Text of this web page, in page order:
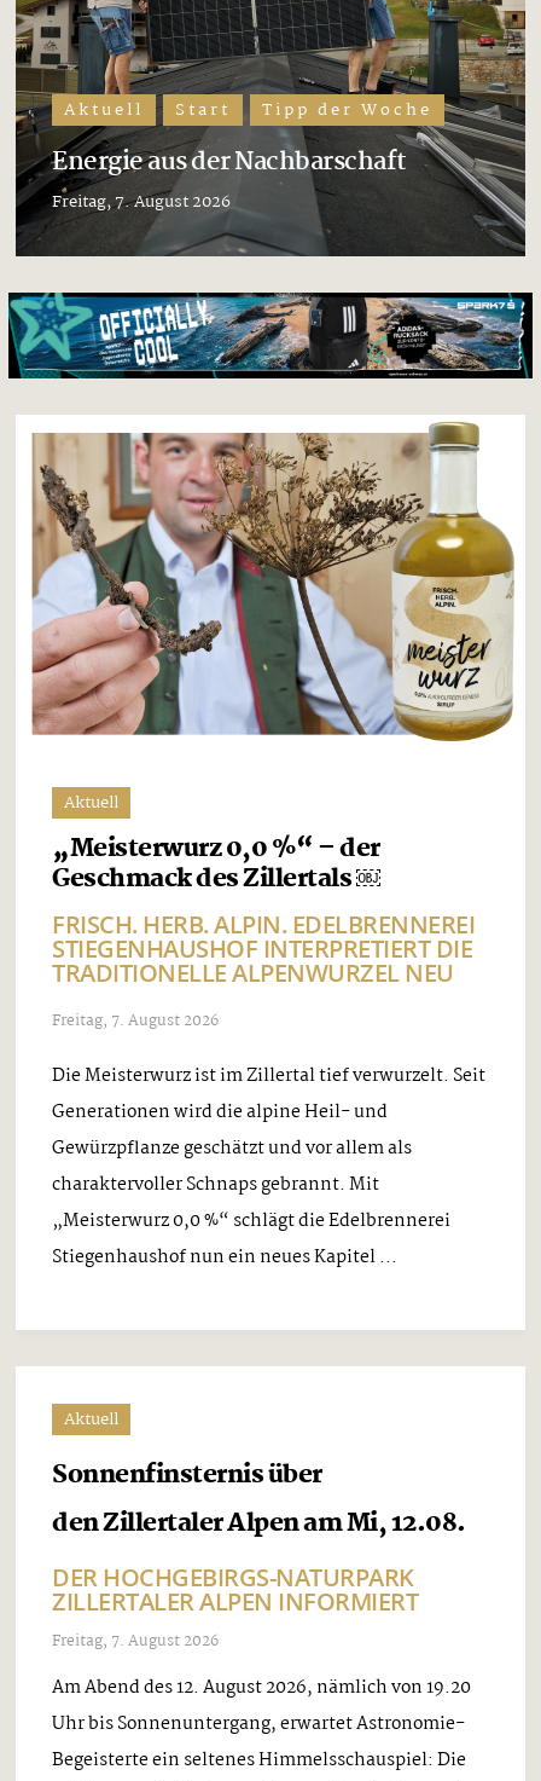
Aktuell Start Tipp der Woche
Energie aus der Nachbarschaft
Freitag, 7. August 2026
Aktuell
„Meisterwurz 0,0 %“ – der
Geschmack des Zillertals ￼
FRISCH. HERB. ALPIN. EDELBRENNEREI
STIEGENHAUSHOF INTERPRETIERT DIE
TRADITIONELLE ALPENWURZEL NEU
Freitag, 7. August 2026
Die Meisterwurz ist im Zillertal tief verwurzelt. Seit
Generationen wird die alpine Heil- und
Gewürzpflanze geschätzt und vor allem als
charaktervoller Schnaps gebrannt. Mit
„Meisterwurz 0,0 %“ schlägt die Edelbrennerei
Stiegenhaushof nun ein neues Kapitel ...
Aktuell
Sonnenfinsternis über
den Zillertaler Alpen am Mi, 12.08.
DER HOCHGEBIRGS-NATURPARK
ZILLERTALER ALPEN INFORMIERT
Freitag, 7. August 2026
Am Abend des 12. August 2026, nämlich von 19.20
Uhr bis Sonnenuntergang, erwartet Astronomie-
Begeisterte ein seltenes Himmelsschauspiel: Die